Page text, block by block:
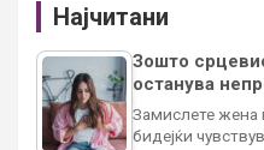
Најчитани
Зошто
останува
Замислете жена
бидејќи